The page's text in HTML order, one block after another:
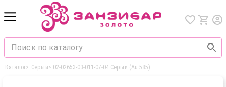
Каталог> Серьги> 02-02653-03-011-07-04 Серьги (Au 585)